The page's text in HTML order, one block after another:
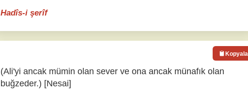
Hadîs-i şerîf
(Ali'yi ancak mümin olan sever ve ona ancak münafık olan
buğzeder.) [Nesai]
Kopyala